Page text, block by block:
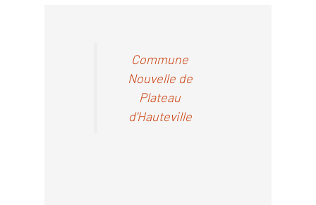
Commune
Nouvelle de
Plateau
d'Hauteville